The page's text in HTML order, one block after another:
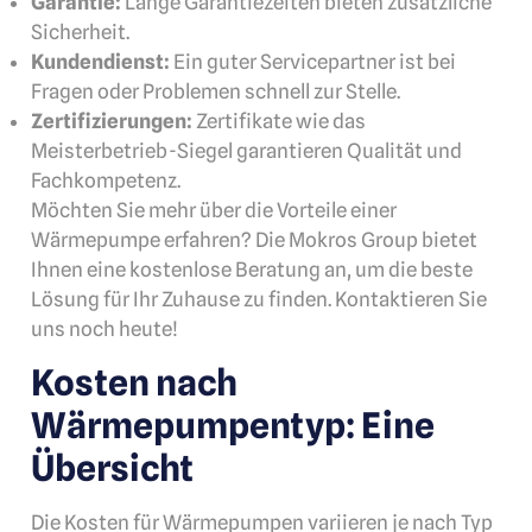
Sicherheit.
Kundendienst: Ein guter Servicepartner ist bei
Fragen oder Problemen schnell zur Stelle.
Zertifizierungen: Zertifikate wie das
Meisterbetrieb-Siegel garantieren Qualität und
Fachkompetenz.
Möchten Sie mehr über die Vorteile einer
Wärmepumpe erfahren? Die Mokros Group bietet
Ihnen eine kostenlose Beratung an, um die beste
Lösung für Ihr Zuhause zu finden. Kontaktieren Sie
uns noch heute!
Kosten nach
Wärmepumpentyp: Eine
Übersicht
Die Kosten für Wärmepumpen variieren je nach Typ